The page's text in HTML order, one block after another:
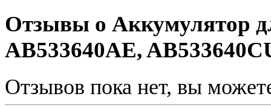
Отзывы о Аккумулятор
AB533640AE,
Отзывов пока нет, вы